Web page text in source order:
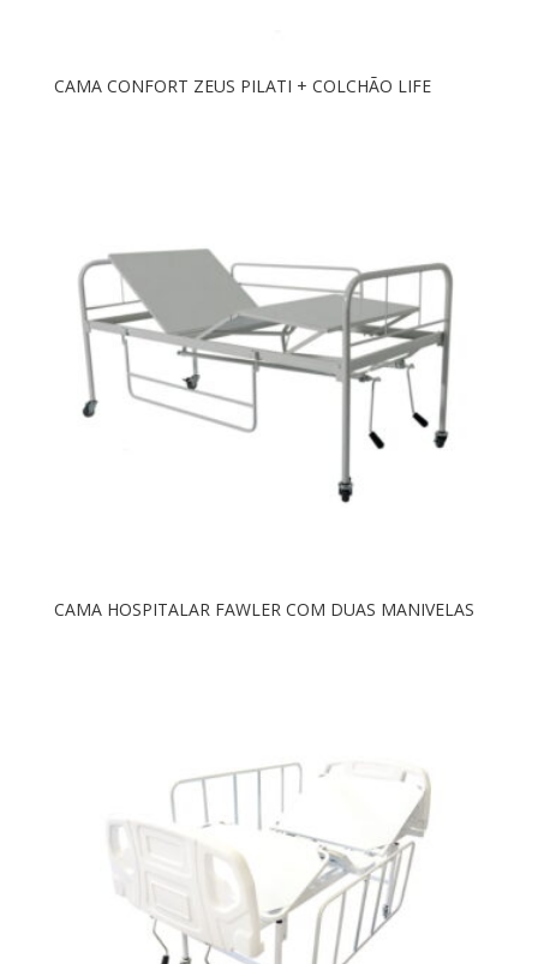
CAMA CONFORT ZEUS PILATI + COLCHÃO LIFE
CAMA HOSPITALAR FAWLER COM DUAS MANIVELAS